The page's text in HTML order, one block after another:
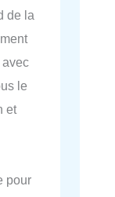
de la
avec
le
et
pour